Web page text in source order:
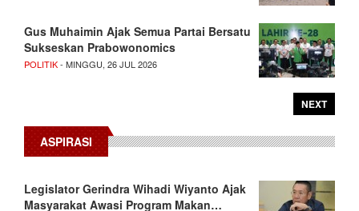
Gus Muhaimin Ajak Semua Partai Bersatu
Sukseskan Prabowonomics
POLITIK- MINGGU, 26 JUL 2026
NEXT
ASPIRASI
Legislator Gerindra Wihadi Wiyanto Ajak
Masyarakat Awasi Program Makan…